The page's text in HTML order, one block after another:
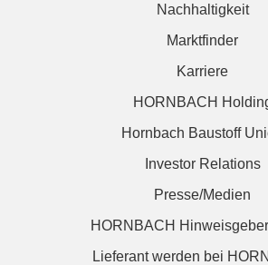
Nachhaltigkeit
Marktfinder
Karriere
HORNBACH
Hornbach Baustoff
Investor Relations
Presse/Medien
HORNBACH
Lieferant werden bei